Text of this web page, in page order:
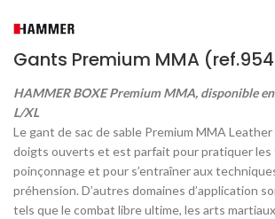
Gants Premium MMA
HAMMER BOXE Premium MMA, disponible
L/XL
Le gant de sac de sable Premium MMA
doigts ouverts et est parfait pour pratiquer les
poinçonnage et pour s’entraîner aux
préhension. D’autres domaines d’application
tels que le combat libre ultime, les arts